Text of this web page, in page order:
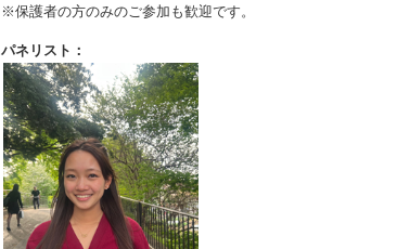
※保護者の方のみのご参加も歓迎です。
パネリスト：